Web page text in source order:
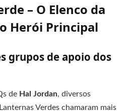
– O Elenco da
Herói Principal
grupos de apoio dos
de Hal Jordan, diversos
Verdes chamaram mais